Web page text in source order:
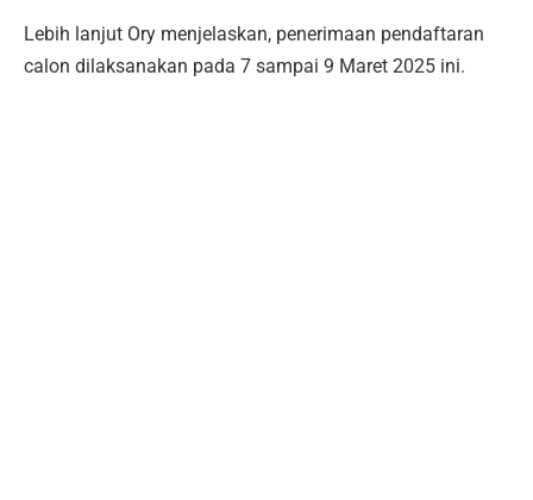
Lebih lanjut Ory menjelaskan, penerimaan pendaftaran
calon dilaksanakan pada 7 sampai 9 Maret 2025 ini.